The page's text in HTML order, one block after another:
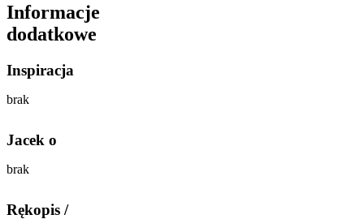
Informacje
dodatkowe
Inspiracja
brak
Jacek o
brak
Rękopis /